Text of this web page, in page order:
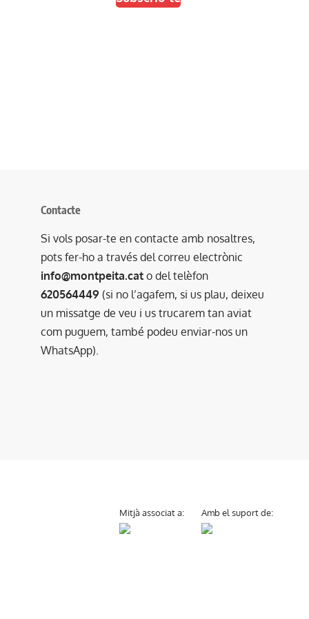
Contacte
Si vols posar-te en contacte amb nosaltres,
pots fer-ho a través del correu electrònic
info@montpeita.cat o del telèfon
620564449 (si no l’agafem, si us plau, deixeu
un missatge de veu i us trucarem tan aviat
com puguem, també podeu enviar-nos un
WhatsApp).
Mitjà associat a: Amb el suport de: